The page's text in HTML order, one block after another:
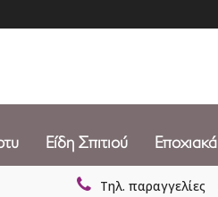
Είδη Σπιτιού Εποχιακά
Τηλ. παραγγελίες